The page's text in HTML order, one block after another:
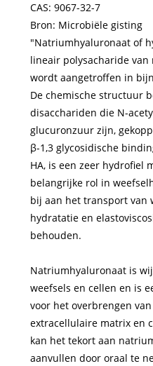
CAS: 9067-32-7
Bron: Microbiële gisting
"Natriumhyaluronaat of
lineair polysacharide
wordt aangetroffen in
De chemische structuur
disacchariden die N-
glucuronzuur zijn,
β-1,3 glycosidische
HA, is een zeer hydrofiel
belangrijke rol in
bij aan het transport van
hydratatie en
behouden.
Natriumhyaluronaat is
weefsels en cellen en is
voor het overbrengen
extracellulaire matrix en
kan het tekort aan
aanvullen door oraal te